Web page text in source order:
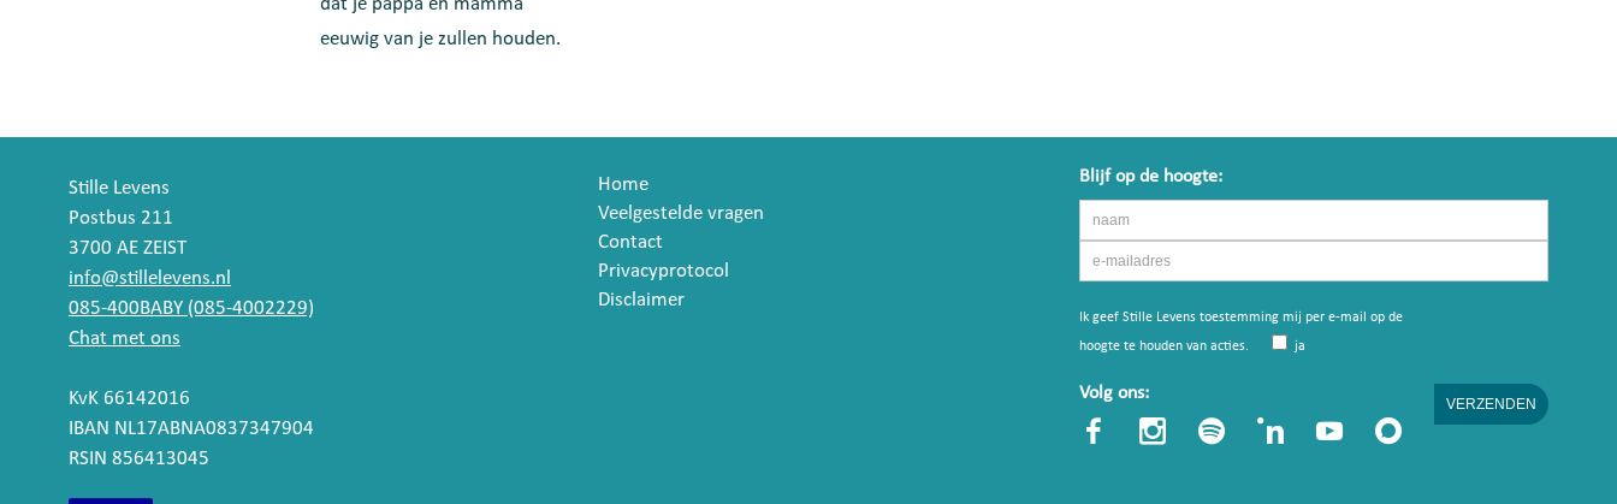
dat je pappa en mamma
eeuwig van je zullen houden.
Stille Levens
Postbus 211
3700 AE ZEIST
info@stillelevens.nl
085-400BABY (085-4002229)
Chat met ons
KvK 66142016
IBAN NL17ABNA0837347904
RSIN 856413045
Home
Veelgestelde vragen
Contact
Privacyprotocol
Disclaimer
Blijf op de hoogte:
Ik geef Stille Levens toestemming mij per e-mail op de
hoogte te houden van acties.
ja
Volg ons: